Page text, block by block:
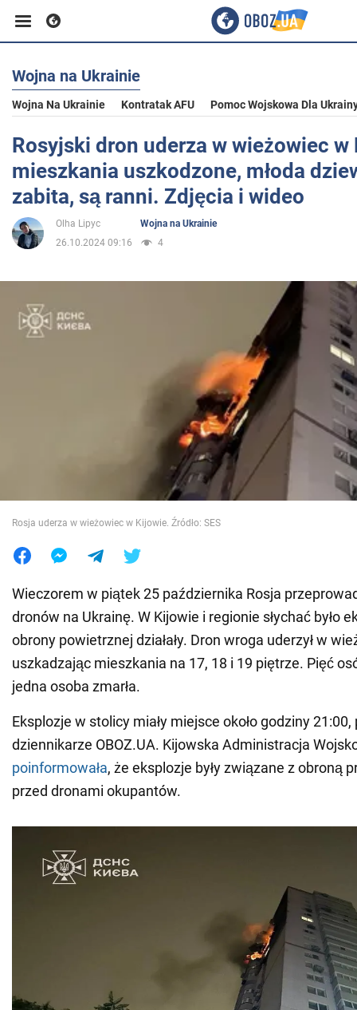
Biznes
Sport
Rozrywka
Życie
Jedzenie
Wojna na Ukrainie
Wojna Na Ukrainie Kontratak AFU Pomoc Wojskowa Dla
Rosyjski dron uderza w wieżowiec w
mieszkania uszkodzone, młoda
zabita, są ranni. Zdjęcia i wideo
Olha Lipyc
Wojna na Ukrainie
26.10.2024 09:16
4
Rosja uderza w wieżowiec w Kijowie. Źródło: SES
Wieczorem w piątek 25 października Rosja
dronów na Ukrainę. W Kijowie i regionie słychać było
obrony powietrznej działały. Dron wroga uderzył w
uszkadzając mieszkania na 17, 18 i 19 piętrze. Pięć
jedna osoba zmarła.
Eksplozje w stolicy miały miejsce około godziny
dziennikarze OBOZ.UA. Kijowska Administracja
poinformowała, że eksplozje były związane z obroną
przed dronami okupantów.